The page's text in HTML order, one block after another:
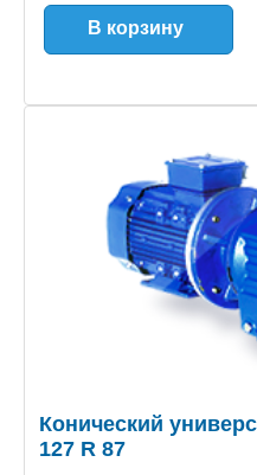
В корзину
Конический
127 R 87